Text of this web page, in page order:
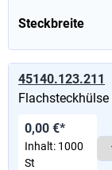
Steckbreite
45140.123.211
Flachsteckhülse
0,00 €*
Inhalt: 1000
St